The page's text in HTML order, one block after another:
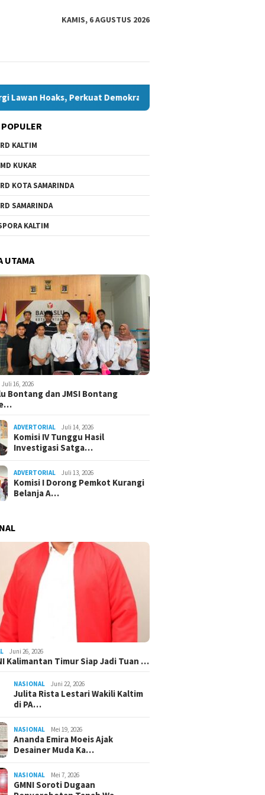
KAMIS, 6 AGUSTUS 2026
Perkuat Demokrasi Jelang Pemilu 2029
KALTIM
KUKAR
KOTA SAMARINDA
SAMARINDA
KALTIM
UTAMA
Juli 16, 2026
Bontang dan JMSI Bontang
ADVERTORIAL Juli 14, 2026
Komisi IV Tunggu Hasil
Investigasi Satga…
ADVERTORIAL Juli 13, 2026
Komisi I Dorong Pemkot Kurangi
Belanja A…
Juni 26, 2026
Kalimantan Timur Siap Jadi Tuan …
NASIONAL Juni 22, 2026
Julita Rista Lestari Wakili Kaltim
di PA…
NASIONAL Mei 19, 2026
Ananda Emira Moeis Ajak
Desainer Muda Ka…
NASIONAL Mei 7, 2026
GMNI Soroti Dugaan